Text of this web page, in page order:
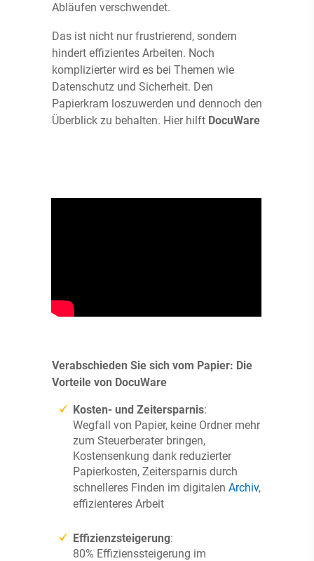
Abläufen verschwendet.
Das ist nicht nur frustrierend, sondern
hindert effizientes Arbeiten. Noch
komplizierter wird es bei Themen wie
Datenschutz und Sicherheit. Den
Papierkram loszuwerden und dennoch den
Überblick zu behalten. Hier hilft DocuWare
Verabschieden Sie sich vom Papier: Die
Vorteile von DocuWare
Kosten- und Zeitersparnis:
Wegfall von Papier, keine Ordner mehr
zum Steuerberater bringen,
Kostensenkung dank reduzierter
Papierkosten, Zeitersparnis durch
schnelleres Finden im digitalen Archiv,
effizienteres Arbeit
Effizienzsteigerung:
80% Effizienssteigerung im